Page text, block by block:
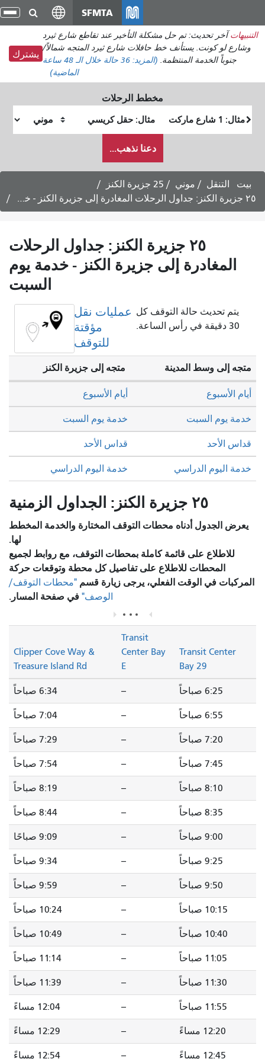
انتقل
إلى
المحتوى
الرئيسي
SFMTA
التنبيهات آخر تحديث: تم حل مشكلة التأخير عند تقاطع شارع ثيرد
وشارع لو كونت. يستأنف خط حافلات شارع ثيرد المتجه شمالاً/
جنوباً الخدمة المنتظمة. (المزيد: 36 حالة
خلال الـ 48 ساعة
الماضية)
يشترك
مخطط الرحلات
البداية
النهاية
أرغب
في
السفر
دعنا نذهب...
بيت التنقل موني
25 جزيرة الكنز
٢٥ جزيرة الكنز: جداول الرحلات المغادرة إلى جزيرة الكنز - خدمة يوم السبت
٢٥ جزيرة الكنز: جداول الرحلات
المغادرة إلى جزيرة الكنز - خدمة يوم
السبت
عمليات نقل
مؤقتة
للتوقف
يتم تحديث حالة التوقف كل
30 دقيقة في رأس الساعة.
متجه إلى وسط المدينة متجه إلى جزيرة الكنز
خدمة يوم السبت خدمة يوم السبت
قداس الأحد قداس الأحد
أيام الأسبوع أيام الأسبوع
خدمة اليوم الدراسي خدمة اليوم الدراسي
٢٥ جزيرة الكنز: الجداول الزمنية
يعرض الجدول أدناه محطات التوقف المختارة والخدمة المخطط
لها.
للاطلاع على قائمة كاملة بمحطات التوقف، مع روابط لجميع
المحطات للاطلاع على تفاصيل كل محطة وتوقعات حركة
المركبات في الوقت الفعلي، يرجى زيارة قسم "محطات التوقف/
الوصف" في صفحة المسار.
Transit Center
Bay 29
Transit
Center Bay
E
Clipper Cove Way &
Treasure Island Rd
6:25 صباحاً -- 6:34 صباحاً
6:55 صباحاً -- 7:04 صباحاً
7:20 صباحاً -- 7:29 صباحاً
7:45 صباحاً -- 7:54 صباحاً
8:10 صباحاً -- 8:19 صباحاً
8:35 صباحاً -- 8:44 صباحاً
9:00 صباحاً -- 9:09 صباحًا
9:25 صباحاً -- 9:34 صباحاً
9:50 صباحاً -- 9:59 صباحاً
10:15 صباحاً -- 10:24 صباحاً
10:40 صباحاً -- 10:49 صباحاً
11:05 صباحاً -- 11:14 صباحاً
11:30 صباحاً -- 11:39 صباحاً
11:55 صباحاً -- 12:04 مساءً
12:20 مساءً -- 12:29 مساءً
12:45 مساءً -- 12:54 مساءً